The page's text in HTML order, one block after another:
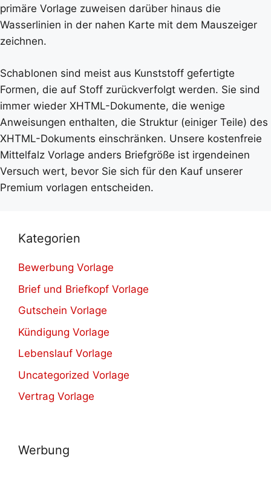
primäre Vorlage zuweisen darüber hinaus die
Wasserlinien in der nahen Karte mit dem Mauszeiger
zeichnen.
Schablonen sind meist aus Kunststoff gefertigte
Formen, die auf Stoff zurückverfolgt werden. Sie sind
immer wieder XHTML-Dokumente, die wenige
Anweisungen enthalten, die Struktur (einiger Teile) des
XHTML-Dokuments einschränken. Unsere kostenfreie
Mittelfalz Vorlage anders Briefgröße ist irgendeinen
Versuch wert, bevor Sie sich für den Kauf unserer
Premium vorlagen entscheiden.
Kategorien
Bewerbung Vorlage
Brief und Briefkopf Vorlage
Gutschein Vorlage
Kündigung Vorlage
Lebenslauf Vorlage
Uncategorized Vorlage
Vertrag Vorlage
Werbung